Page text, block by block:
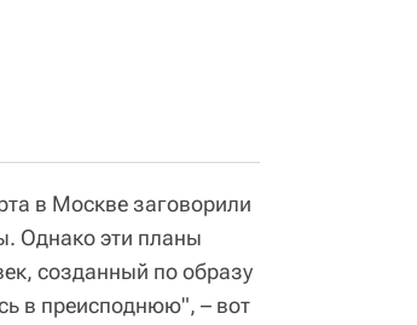
в Москве заговорили
Однако эти планы
созданный по образу
в преисподнюю", – вот